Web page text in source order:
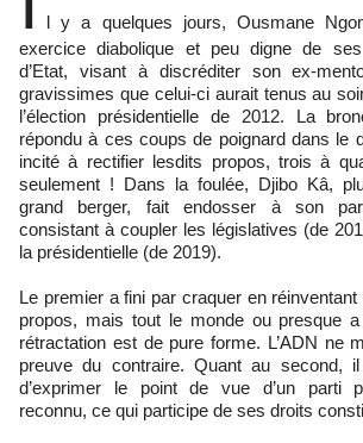
l y a quelques jours, Ousmane
exercice diabolique et peu digne de ses
d’Etat, visant à discréditer son ex-
gravissimes que celui-ci aurait tenus au
l’élection présidentielle de 2012. La
répondu à ces coups de poignard dans le
incité à rectifier lesdits propos, trois à
seulement ! Dans la foulée, Djibo Kâ,
grand berger, fait endosser à son
consistant à coupler les législatives (de
la présidentielle (de 2019).
Le premier a fini par craquer en
propos, mais tout le monde ou presque
rétractation est de pure forme. L’ADN ne
preuve du contraire. Quant au second, il
d’exprimer le point de vue d’un parti
reconnu, ce qui participe de ses droits